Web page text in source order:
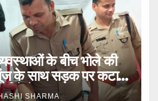
के बीच भोले की
के साथ सड़क पर कटा
डे केक
SHARMA